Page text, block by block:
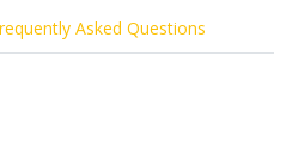
Frequently Asked Questions